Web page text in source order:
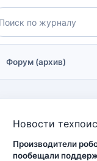
Форум (архив)
Новости
Производители
пообещали